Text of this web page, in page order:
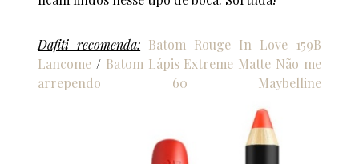
Dafiti recomenda: Batom Rouge In Love 159B
Lancome / Batom Lápis Extreme Matte Não me
arrependo 60 Maybelline